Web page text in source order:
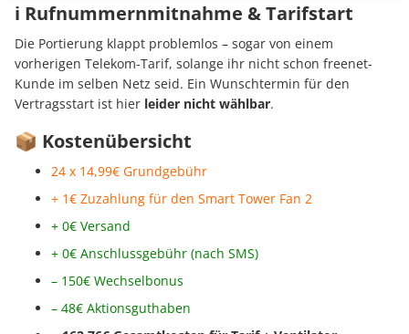
ℹ️ Rufnummernmitnahme & Tarifstart
Die Portierung klappt problemlos – sogar von einem
vorherigen Telekom-Tarif, solange ihr nicht schon freenet-
Kunde im selben Netz seid. Ein Wunschtermin für den
Vertragsstart ist hier leider nicht wählbar.
📦 Kostenübersicht
24 x 14,99€ Grundgebühr
+ 1€ Zuzahlung für den Smart Tower Fan 2
+ 0€ Versand
+ 0€ Anschlussgebühr (nach SMS)
– 150€ Wechselbonus
– 48€ Aktionsguthaben